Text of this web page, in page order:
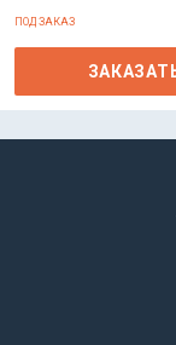
ПОД ЗАКАЗ